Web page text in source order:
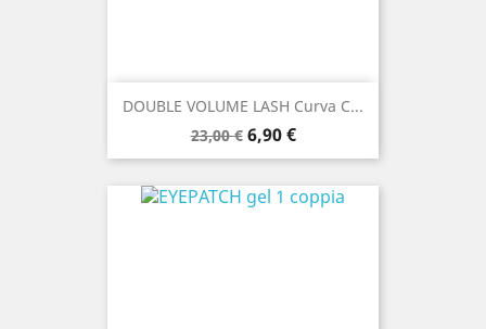
DOUBLE VOLUME LASH Curva C...
Prezzo
base
23,00 € Prezzo
6,90 €